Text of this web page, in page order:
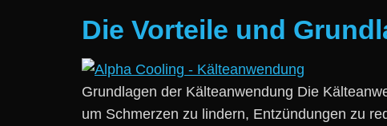
Die Vorteile und
Grundlagen d‬er Kälteanwendung D‬ie
u‬m Schmerzen z‬u lindern, Entzündungen z‬u